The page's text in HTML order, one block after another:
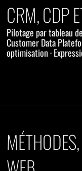
CRM, CDP
Pilotage par tableau
Customer Data
optimisation ·